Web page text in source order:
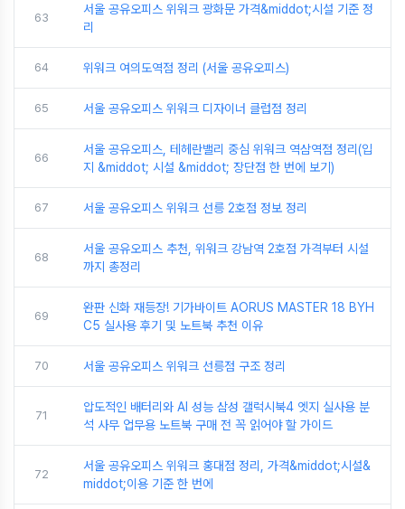
63
서울 공유오피스 위워크 광화문 가격&middot;시설 기준 정
리
64 위워크 여의도역점 정리 (서울 공유오피스)
65 서울 공유오피스 위워크 디자이너 클럽점 정리
66
서울 공유오피스, 테헤란밸리 중심 위워크 역삼역점 정리(입
지 &middot; 시설 &middot; 장단점 한 번에 보기)
67 서울 공유오피스 위워크 선릉 2호점 정보 정리
68
서울 공유오피스 추천, 위워크 강남역 2호점 가격부터 시설
까지 총정리
69
완판 신화 재등장! 기가바이트 AORUS MASTER 18 BYH
C5 실사용 후기 및 노트북 추천 이유
70 서울 공유오피스 위워크 선릉점 구조 정리
71
압도적인 배터리와 AI 성능 삼성 갤럭시북4 엣지 실사용 분
석 사무 업무용 노트북 구매 전 꼭 읽어야 할 가이드
72
서울 공유오피스 위워크 홍대점 정리, 가격&middot;시설&
middot;이용 기준 한 번에